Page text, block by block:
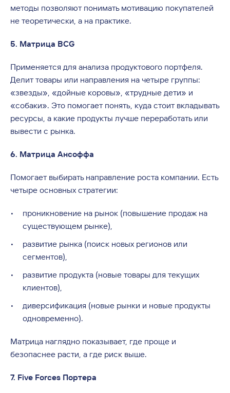
методы позволяют понимать мотивацию покупателей
не теоретически, а на практике.
5. Матрица BCG
Применяется для анализа продуктового портфеля.
Делит товары или направления на четыре группы:
«звезды», «дойные коровы», «трудные дети» и
«собаки». Это помогает понять, куда стоит вкладывать
ресурсы, а какие продукты лучше переработать или
вывести с рынка.
6. Матрица Ансоффа
Помогает выбирать направление роста компании. Есть
четыре основных стратегии:
проникновение на рынок (повышение продаж на
существующем рынке),
развитие рынка (поиск новых регионов или
сегментов),
развитие продукта (новые товары для текущих
клиентов),
диверсификация (новые рынки и новые продукты
одновременно).
Матрица наглядно показывает, где проще и
безопаснее расти, а где риск выше.
7. Five Forces Портера